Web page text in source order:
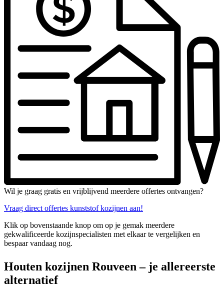
Wil je graag gratis en vrijblijvend meerdere offertes ontvangen?
Vraag direct offertes kunststof kozijnen aan!
Klik op bovenstaande knop om op je gemak meerdere
gekwalificeerde kozijnspecialisten met elkaar te vergelijken en
bespaar vandaag nog.
Houten kozijnen Rouveen – je allereerste
alternatief